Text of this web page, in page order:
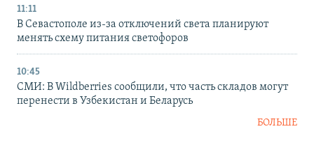
11:11
В Севастополе из-за отключений света планируют
менять схему питания светофоров
10:45
СМИ: В Wildberries сообщили, что часть складов могут
перенести в Узбекистан и Беларусь
БОЛЬШЕ